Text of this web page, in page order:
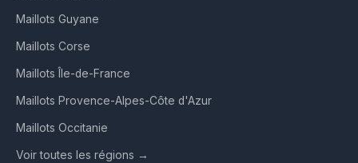
Maillots Guyane
Maillots Corse
Maillots Île-de-France
Maillots Provence-Alpes-Côte d'Azur
Maillots Occitanie
Voir toutes les régions →